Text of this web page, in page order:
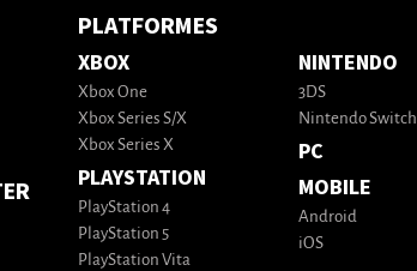
PLATFORMES
XBOX
Xbox One
Xbox Series S/X
Xbox Series X
PLAYSTATION
PlayStation 4
PlayStation 5
PlayStation Vita
NINTENDO
3DS
Nintendo Switch
PC
MOBILE
Android
iOS